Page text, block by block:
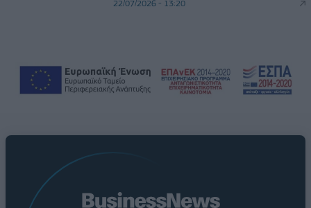
22/07/2026 - 13:20